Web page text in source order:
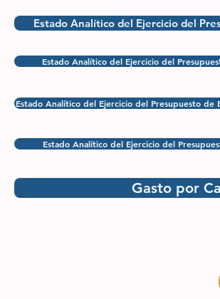
Estado Analítico del Ejercicio del
Estado Analítico del Ejercicio del
Estado Analítico del Ejercicio del Presupuesto de
Estado Analítico del Ejercicio del
Gasto por